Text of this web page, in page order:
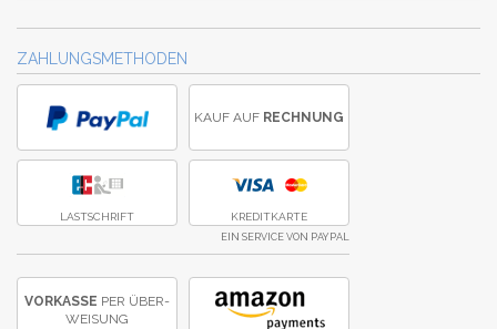
ZAHLUNGSMETHODEN
KAUF AUF RECHNUNG
LASTSCHRIFT KREDITKARTE
EIN SERVICE VON PAYPAL
VORKASSE PER ÜBER­
WEISUNG